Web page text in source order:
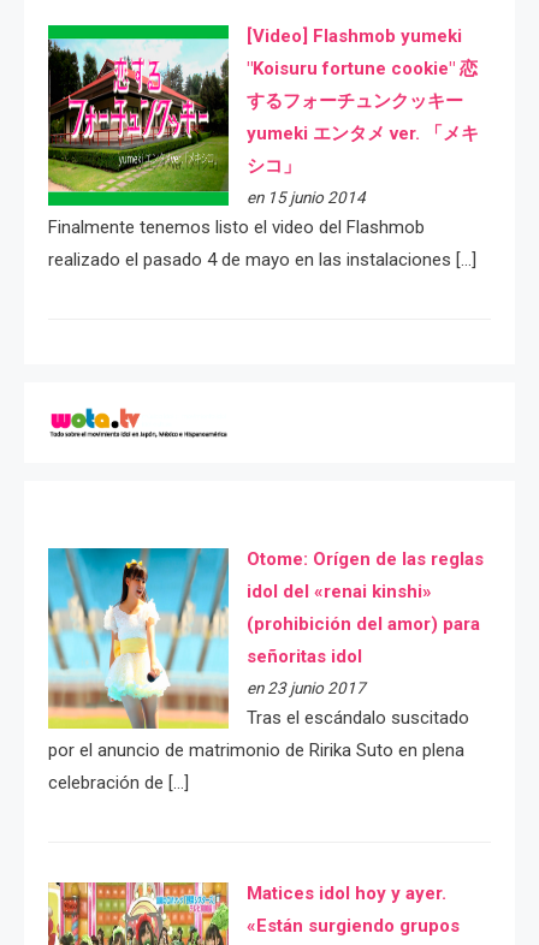
[Video] Flashmob yumeki
"Koisuru fortune cookie" 恋
するフォーチュンクッキー
yumeki エンタメ ver. 「メキ
シコ」
en 15 junio 2014
Finalmente tenemos listo el video del Flashmob
realizado el pasado 4 de mayo en las instalaciones […]
Otome: Orígen de las reglas
idol del «renai kinshi»
(prohibición del amor) para
señoritas idol
en 23 junio 2017
Tras el escándalo suscitado
por el anuncio de matrimonio de Ririka Suto en plena
celebración de […]
Matices idol hoy y ayer.
«Están surgiendo grupos